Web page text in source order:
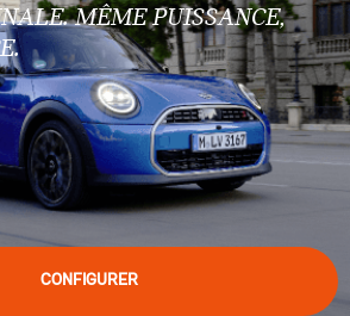
MÊME PUISSANCE,
CONFIGURER